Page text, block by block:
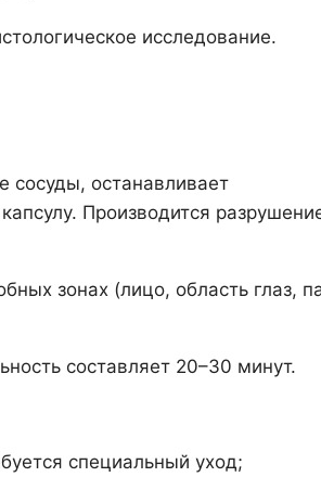
исследование.
сосуды, останавливает
Производится
зонах (лицо, область глаз,
составляет 20–30 минут.
специальный уход;